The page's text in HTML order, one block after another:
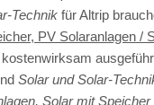
Technik für Altrip
PV Solaranlagen /
Solar und Solar-
Solar mit Speicher